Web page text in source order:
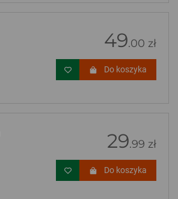
49.00 zł
Do koszyka
29.99 zł
Do koszyka